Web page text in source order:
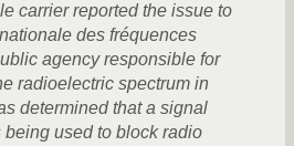
carrier reported the issue to
des fréquences
agency responsible for
radioelectric spectrum in
determined that a signal
being used to block radio